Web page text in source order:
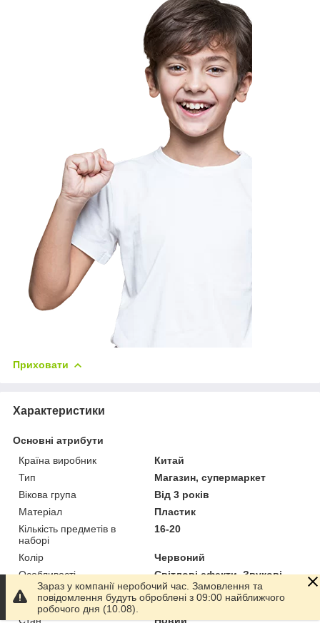
Приховати
Характеристики
Основні атрибути
Країна виробник
Китай
Тип
Магазин, супермаркет
Вікова група
Від 3 років
Матеріал
Пластик
Кількість предметів в
наборі
16-20
Колір
Червоний
Особливості
Світлові ефекти, Звукові
ефекти
Упаковка
Картонна коробка
Стан
Новий
Зараз у компанії неробочий час. Замовлення та
повідомлення будуть оброблені з 09:00 найближчого
робочого дня (10.08).